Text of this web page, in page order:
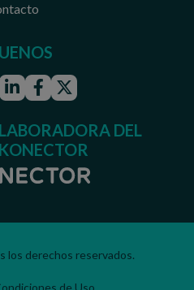
LinkedinFacebook
Twitter
DEL
los derechos reservados.
de Uso